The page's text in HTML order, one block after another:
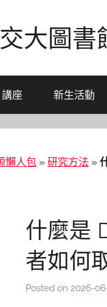
大圖
講座 新生活動
懶人包 » 研究方法 »
什麼是
者如何
Posted on 2026-